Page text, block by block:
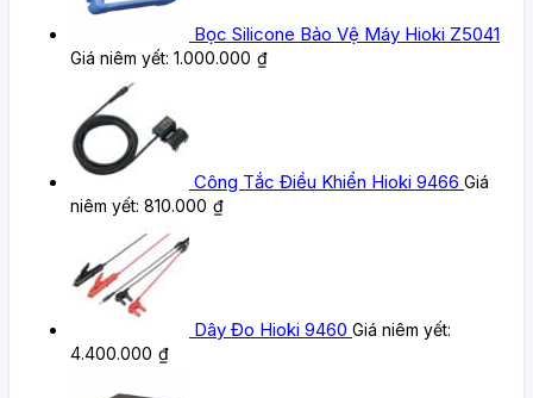
Bọc Silicone Bảo Vệ Máy Hioki Z5041
Giá niêm yết: 1.000.000 ₫
Công Tắc Điều Khiển Hioki 9466 Giá
niêm yết: 810.000 ₫
Dây Đo Hioki 9460 Giá niêm yết:
4.400.000 ₫